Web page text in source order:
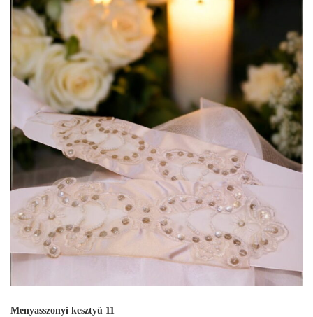
Menyasszonyi kesztyű 11